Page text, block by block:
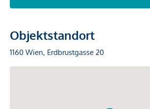
Objektstandort
1160 Wien, Erdbrustgasse 20